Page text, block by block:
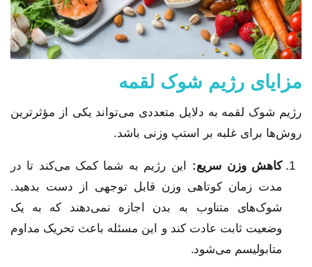
مزایای رژیم شوک لقمه
رژیم شوک لقمه به دلایل متعددی می‌تواند یکی از مؤثرترین
روش‌ها برای غلبه بر استپ وزنی باشد.
کاهش وزن سریع: این رژیم به شما کمک می‌کند تا در
مدت زمان کوتاهی وزن قابل توجهی از دست بدهید.
شوک‌های متناوب به بدن اجازه نمی‌دهند که به یک
وضعیت ثابت عادت کند و این مسئله باعث تحریک مداوم
متابولیسم می‌شود.